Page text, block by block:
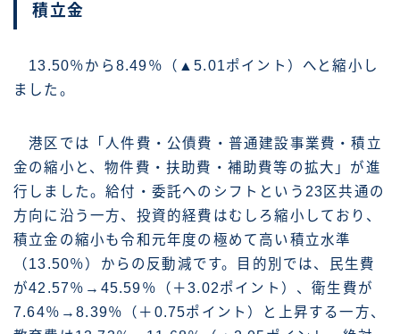
積立金
13.50％から8.49％（▲5.01ポイント）へと縮小し
ました。
港区では「人件費・公債費・普通建設事業費・積立
金の縮小と、物件費・扶助費・補助費等の拡大」が進
行しました。給付・委託へのシフトという23区共通の
方向に沿う一方、投資的経費はむしろ縮小しており、
積立金の縮小も令和元年度の極めて高い積立水準
（13.50％）からの反動減です。目的別では、民生費
が42.57％→45.59％（＋3.02ポイント）、衛生費が
7.64％→8.39％（＋0.75ポイント）と上昇する一方、